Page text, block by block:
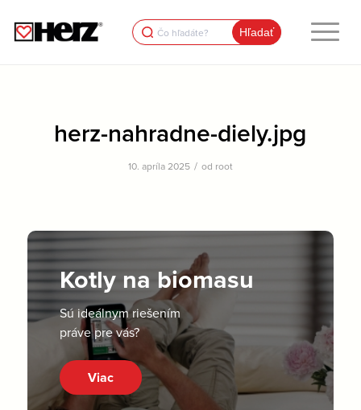
Search
for:
herz-nahradne-diely.jpg
10. apríla 2025 / od root
Kotly na biomasu
Sú ideálnym riešením
práve pre vás?
Viac